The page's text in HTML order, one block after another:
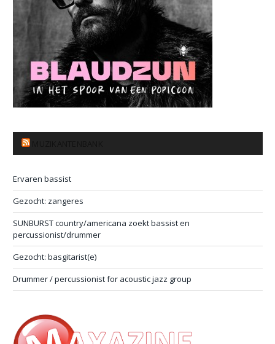
Ervaren bassist
Gezocht: zangeres
SUNBURST country/americana zoekt bassist en
percussionist/drummer
Gezocht: basgitarist(e)
Drummer / percussionist for acoustic jazz group